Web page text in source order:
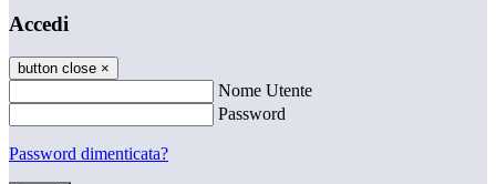
Accedi
button close ×
Nome Utente
Password
Password dimenticata?